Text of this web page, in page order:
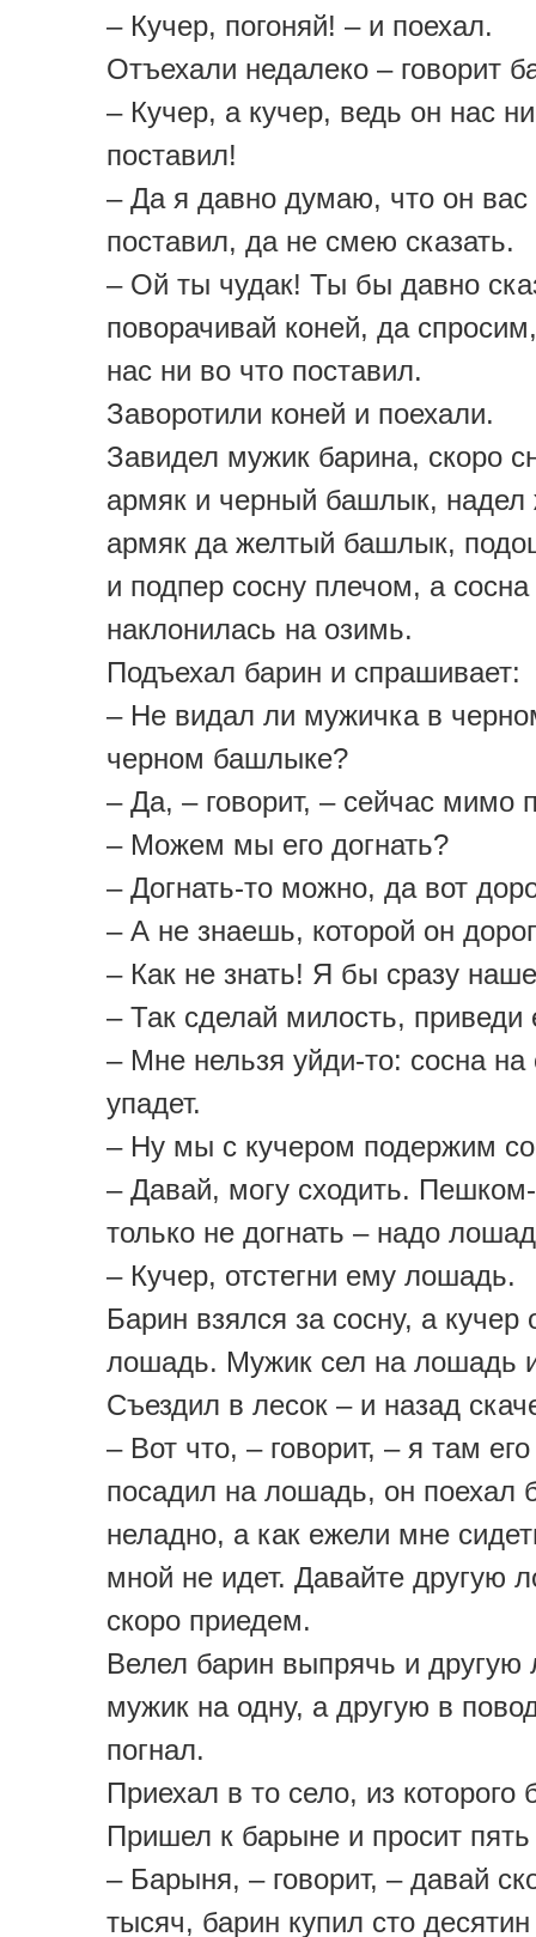
– Кучер, погоняй! – и поехал.
Отъехали недалеко – говорит
– Кучер, а кучер, ведь он нас
поставил!
– Да я давно думаю, что он вас
поставил, да не смею сказать.
– Ой ты чудак! Ты бы давно
поворачивай коней, да
нас ни во что поставил.
Заворотили коней и поехали.
Завидел мужик барина, скоро
армяк и черный башлык, надел
армяк да желтый башлык,
и подпер сосну плечом, а сосна
наклонилась на озимь.
Подъехал барин и спрашивает:
– Не видал ли мужичка в
черном башлыке?
– Да, – говорит, – сейчас мимо
– Можем мы его догнать?
– Догнать-то можно, да вот
– А не знаешь, которой он
– Как не знать! Я бы сразу
– Так сделай милость, приведи
– Мне нельзя уйди-то: сосна на
упадет.
– Ну мы с кучером подержим
– Давай, могу сходить.
только не догнать – надо
– Кучер, отстегни ему лошадь.
Барин взялся за сосну, а кучер
лошадь. Мужик сел на лошадь
Съездил в лесок – и назад
– Вот что, – говорит, – я там
посадил на лошадь, он поехал
неладно, а как ежели мне
мной не идет. Давайте другую
скоро приедем.
Велел барин выпрячь и
мужик на одну, а другую в
погнал.
Приехал в то село, из которого
Пришел к барыне и просит пять
– Барыня, – говорит, – давай
тысяч, барин купил сто десятин